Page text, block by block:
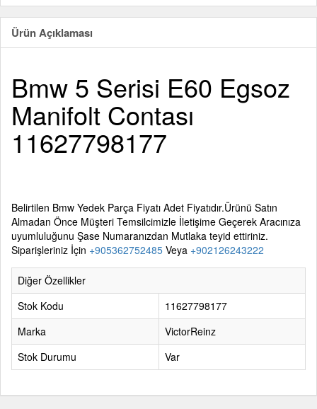
Ürün Açıklaması
Bmw 5 Serisi E60 Egsoz
Manifolt Contası
11627798177
Belirtilen Bmw Yedek Parça Fiyatı Adet Fiyatıdır.Ürünü Satın
Almadan Önce Müşteri Temsilcimizle İletişime Geçerek Aracınıza
uyumluluğunu Şase Numaranızdan Mutlaka teyid ettiriniz.
Siparişleriniz İçin +905362752485 Veya +902126243222
Diğer Özellikler
Stok Kodu
11627798177
Marka
VictorReinz
Stok Durumu
Var